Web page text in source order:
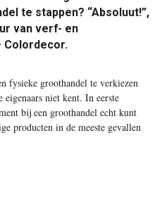
te stappen? “Absoluut!”,
van verf- en
Colordecor.
fysieke groothandel te verkiezen
niet kent. In eerste
bij een groothandel echt kunt
producten in de meeste gevallen